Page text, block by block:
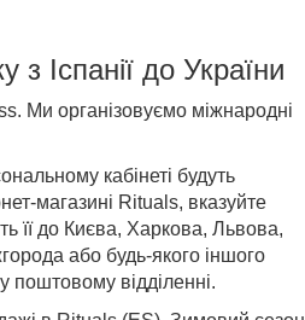
з Іспанії до України
Ми організовуємо міжнародні
кабінеті будуть
магазині Rituals, вказуйте
її до Києва, Харкова, Львова,
або будь-якого іншого
поштовому відділенні.